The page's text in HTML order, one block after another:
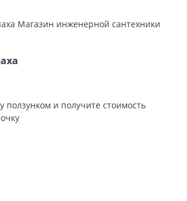
ползунком и получите стоимость